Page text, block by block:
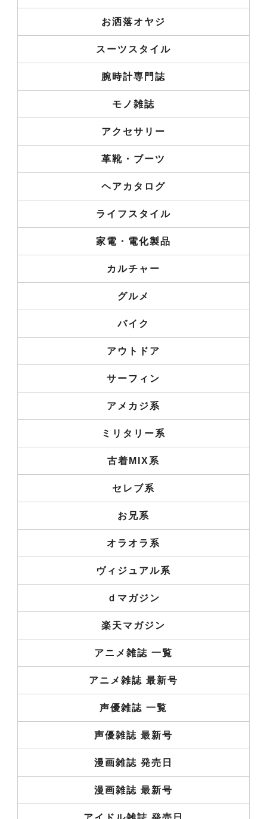
お洒落オヤジ
スーツスタイル
腕時計専門誌
モノ雑誌
アクセサリー
革靴・ブーツ
ヘアカタログ
ライフスタイル
家電・電化製品
カルチャー
グルメ
バイク
アウトドア
サーフィン
アメカジ系
ミリタリー系
古着MIX系
セレブ系
お兄系
オラオラ系
ヴィジュアル系
ｄマガジン
楽天マガジン
アニメ雑誌 一覧
アニメ雑誌 最新号
声優雑誌 一覧
声優雑誌 最新号
漫画雑誌 発売日
漫画雑誌 最新号